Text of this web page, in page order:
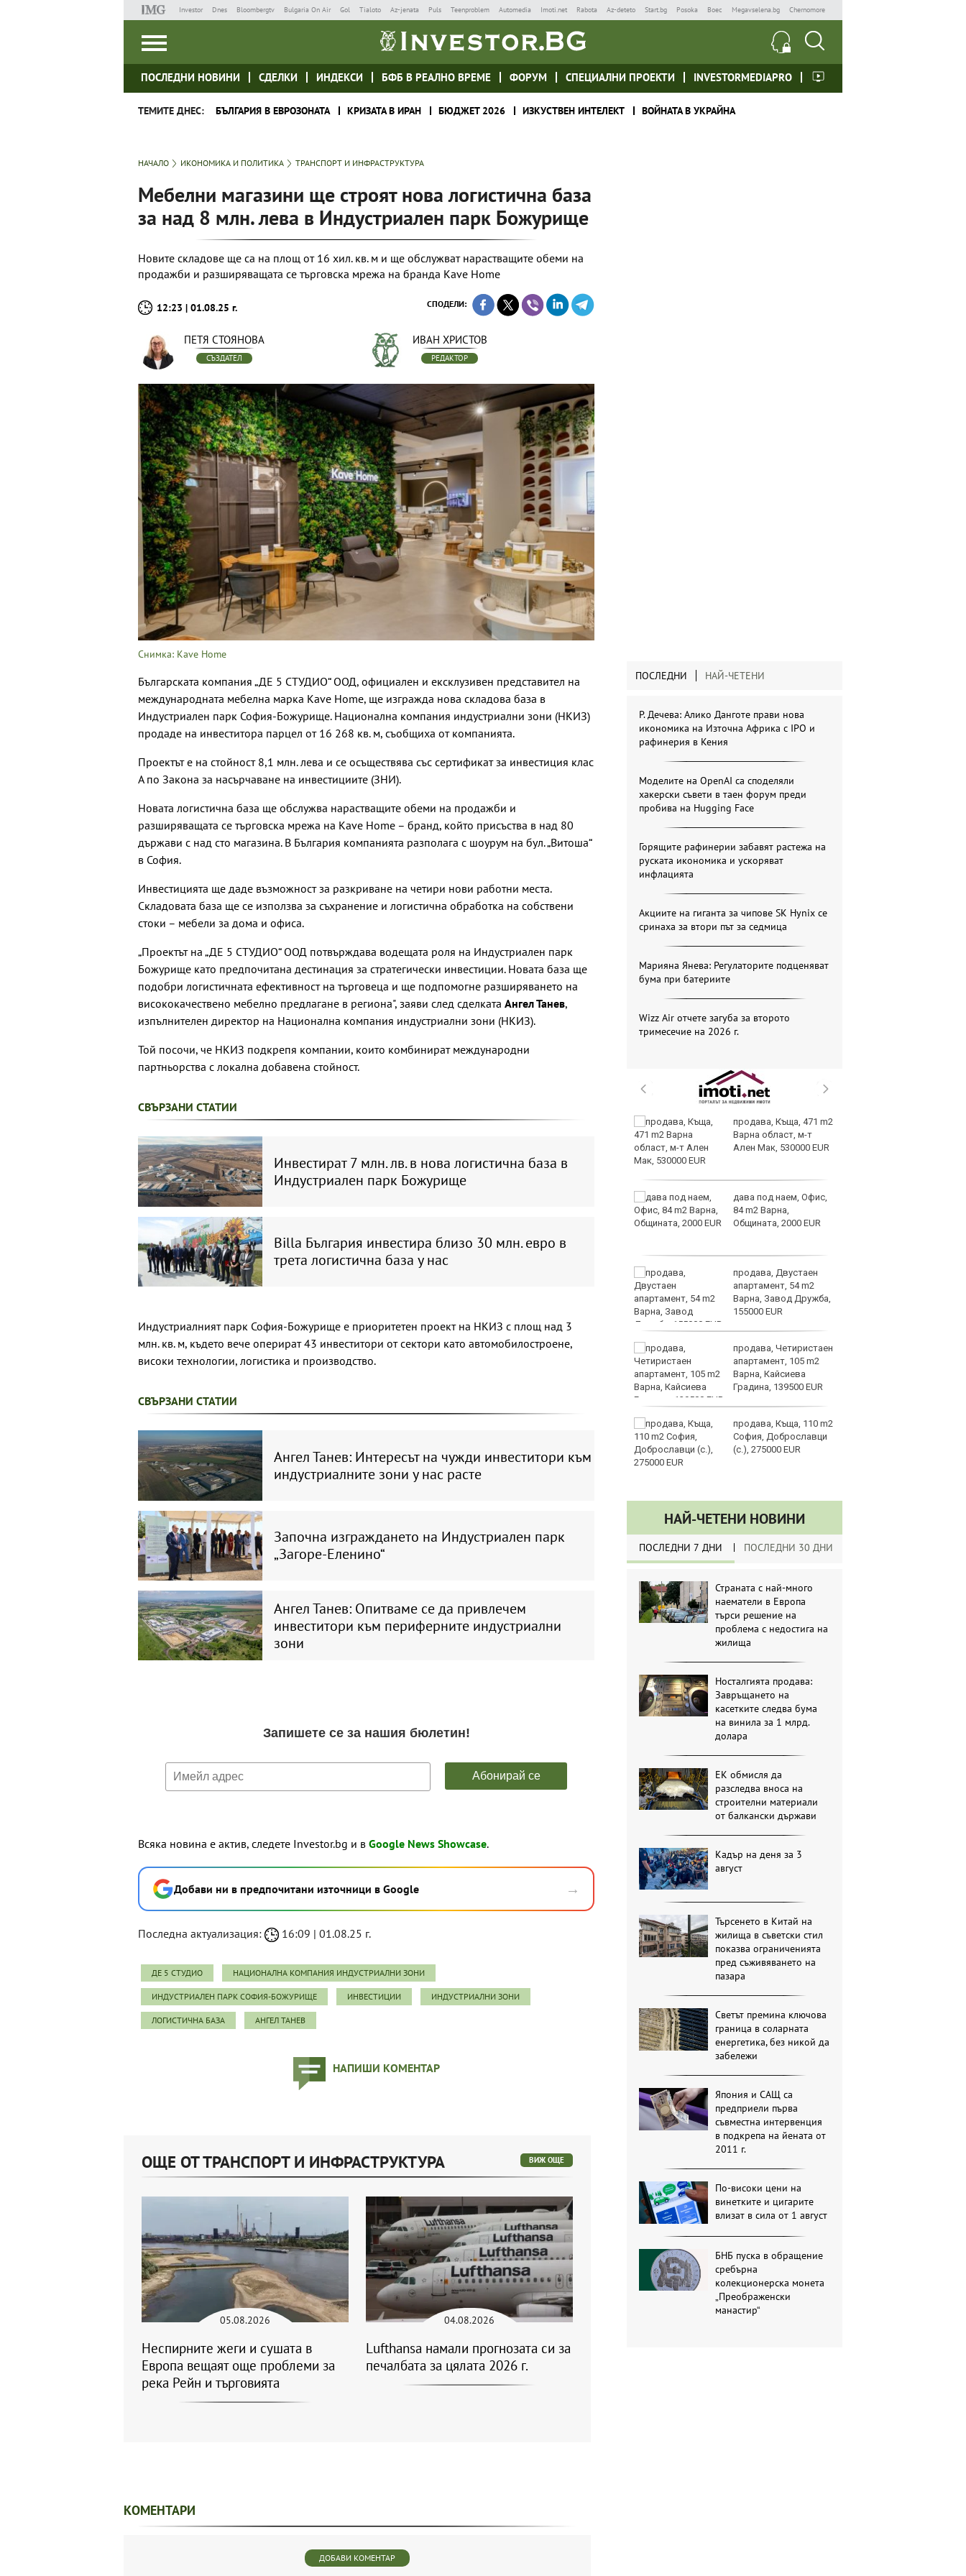
Investor Dnes Bloombergtv Bulgaria On Air Gol Tialoto Az-jenata Puls Teenproblem Automedia Imoti.net Rabota Az-deteto Start.bg Posoka Boec Megavselena.bg Chernomore
ПОСЛЕДНИ НОВИНИ СДЕЛКИ ИНДЕКСИ БФБ В РЕАЛНО ВРЕМЕ ФОРУМ СПЕЦИАЛНИ ПРОЕКТИ INVESTORMEDIAPRO
ТЕМИТЕ ДНЕС: БЪЛГАРИЯ В ЕВРОЗОНАТА КРИЗАТА В ИРАН БЮДЖЕТ 2026 ИЗКУСТВЕН ИНТЕЛЕКТ ВОЙНАТА В УКРАЙНА
НАЧАЛО ИКОНОМИКА И ПОЛИТИКА ТРАНСПОРТ И ИНФРАСТРУКТУРА
Мебелни магазини ще строят нова логистична база
за над 8 млн. лева в Индустриален парк Божурище
Новите складове ще са на площ от 16 хил. кв. м и ще обслужват нарастващите обеми на
продажби и разширяващата се търговска мрежа на бранда Kave Home
12:23 | 01.08.25 г. СПОДЕЛИ:
ПЕТЯ СТОЯНОВА
СЪЗДАТЕЛ
ИВАН ХРИСТОВ
РЕДАКТОР
Снимка: Kave Home
Българската компания „ДЕ 5 СТУДИО“ ООД, официален и ексклузивен представител на
международната мебелна марка Kave Home, ще изгражда нова складова база в
Индустриален парк София-Божурище. Национална компания индустриални зони (НКИЗ)
продаде на инвеститора парцел от 16 268 кв. м, съобщиха от компанията.
Проектът е на стойност 8,1 млн. лева и се осъществява със сертификат за инвестиция клас
А по Закона за насърчаване на инвестициите (ЗНИ).
Новата логистична база ще обслужва нарастващите обеми на продажби и
разширяващата се търговска мрежа на Kave Home – бранд, който присъства в над 80
държави с над сто магазина. В България компанията разполага с шоурум на бул. „Витоша“
в София.
Инвестицията ще даде възможност за разкриване на четири нови работни места.
Складовата база ще се използва за съхранение и логистична обработка на собствени
стоки – мебели за дома и офиса.
„Проектът на „ДЕ 5 СТУДИО“ ООД потвърждава водещата роля на Индустриален парк
Божурище като предпочитана дестинация за стратегически инвестиции. Новата база ще
подобри логистичната ефективност на търговеца и ще подпомогне разширяването на
висококачествено мебелно предлагане в региона", заяви след сделката Ангел Танев,
изпълнителен директор на Национална компания индустриални зони (НКИЗ).
Той посочи, че НКИЗ подкрепя компании, които комбинират международни
партньорства с локална добавена стойност.
СВЪРЗАНИ СТАТИИ
Инвестират 7 млн. лв. в нова логистична база в
Индустриален парк Божурище
Billa България инвестира близо 30 млн. евро в
трета логистична база у нас
Индустриалният парк София-Божурище е приоритетен проект на НКИЗ с площ над 3
млн. кв. м, където вече оперират 43 инвеститори от сектори като автомобилостроене,
високи технологии, логистика и производство.
СВЪРЗАНИ СТАТИИ
Ангел Танев: Интересът на чужди инвеститори към
индустриалните зони у нас расте
Започна изграждането на Индустриален парк
„Загоре-Еленино“
Ангел Танев: Опитваме се да привлечем
инвеститори към периферните индустриални
зони
Всяка новина е актив, следете Investor.bg и в Google News Showcase.
Добави ни в предпочитани източници в Google →
Последна актуализация: 16:09 | 01.08.25 г.
ДЕ 5 СТУДИО НАЦИОНАЛНА КОМПАНИЯ ИНДУСТРИАЛНИ ЗОНИ
ИНДУСТРИАЛЕН ПАРК СОФИЯ-БОЖУРИЩЕ ИНВЕСТИЦИИ ИНДУСТРИАЛНИ ЗОНИ
ЛОГИСТИЧНА БАЗА АНГЕЛ ТАНЕВ
НАПИШИ КОМЕНТАР
ПОСЛЕДНИ НАЙ-ЧЕТЕНИ
Р. Дечева: Алико Данготе прави нова
икономика на Източна Африка с IPO и
рафинерия в Кения
Моделите на OpenAI са споделяли
хакерски съвети в таен форум преди
пробива на Hugging Face
Горящите рафинерии забавят растежа на
руската икономика и ускоряват
инфлацията
Акциите на гиганта за чипове SK Hynix се
сринаха за втори път за седмица
Марияна Янева: Регулаторите подценяват
бума при батериите
Wizz Air отчете загуба за второто
тримесечие на 2026 г.
Легендарният кораб
Варна
Голямо задръстване
продава, Къща, 471 m2
Варна област, м-т
Ален Мак, 530000 EUR
дава под наем, Офис,
84 m2 Варна,
Общината, 2000 EUR
продава, Двустаен
апартамент, 54 m2
Варна, Завод Дружба,
155000 EUR
продава, Четиристаен
апартамент, 105 m2
Варна, Кайсиева
Градина, 139500 EUR
продава, Къща, 110 m2
София, Доброславци
(с.), 275000 EUR
НАЙ-ЧЕТЕНИ НОВИНИ
ПОСЛЕДНИ 7 ДНИ ПОСЛЕДНИ 30 ДНИ
Страната с най-много
наематели в Европа
търси решение на
проблема с недостига на
жилища
Носталгията продава:
Завръщането на
касетките следва бума
на винила за 1 млрд.
долара
ЕК обмисля да
разследва вноса на
строителни материали
от балкански държави
Кадър на деня за 3
август
Търсенето в Китай на
жилища в съветски стил
показва ограниченията
пред съживяването на
пазара
Светът премина ключова
граница в соларната
енергетика, без никой да
забележи
Япония и САЩ са
предприели първа
съвместна интервенция
в подкрепа на йената от
2011 г.
По-високи цени на
винетките и цигарите
влизат в сила от 1 август
БНБ пуска в обращение
сребърна
колекционерска монета
„Преображенски
манастир“
ОЩЕ ОТ ТРАНСПОРТ И ИНФРАСТРУКТУРА ВИЖ ОЩЕ
05.08.2026
Неспирните жеги и сушата в
Европа вещаят още проблеми за
река Рейн и търговията
04.08.2026
Lufthansa намали прогнозата си за
печалбата за цялата 2026 г.
КОМЕНТАРИ
ДОБАВИ КОМЕНТАР